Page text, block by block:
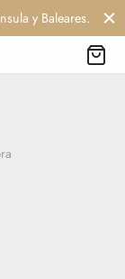
y Baleares.